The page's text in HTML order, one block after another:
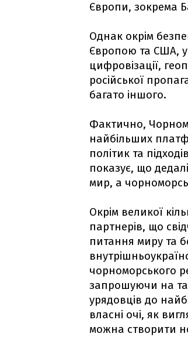
Європи, зокрема
Однак окрім
Європою та США,
цифровізації,
російської
багато іншого.
Фактично,
найбільших
політик та
показує, що
мир, а
Окрім великої
партнерів, що
питання миру та
чорноморського
запрошуючи на
урядовців до
власні очі, як
можна створити